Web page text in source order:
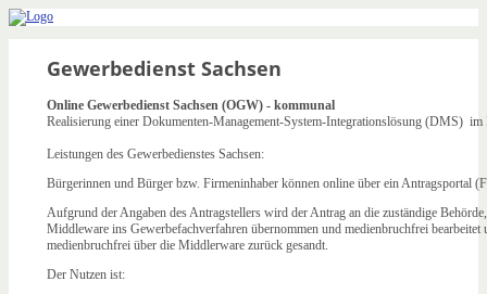
Gewerbedienst Sachsen
Online Gewerbedienst Sachsen (OGW) - kommunal
Realisierung einer Dokumenten-Management-System-Integrationslösung (DMS)
Leistungen des Gewerbedienstes Sachsen:
Bürgerinnen und Bürger bzw. Firmeninhaber können online über ein Antragsportal
Aufgrund der Angaben des Antragstellers wird der Antrag an die zuständige
Middleware ins Gewerbefachverfahren übernommen und medienbruchfrei
medienbruchfrei über die Middlerware zurück gesandt.
Der Nutzen ist: